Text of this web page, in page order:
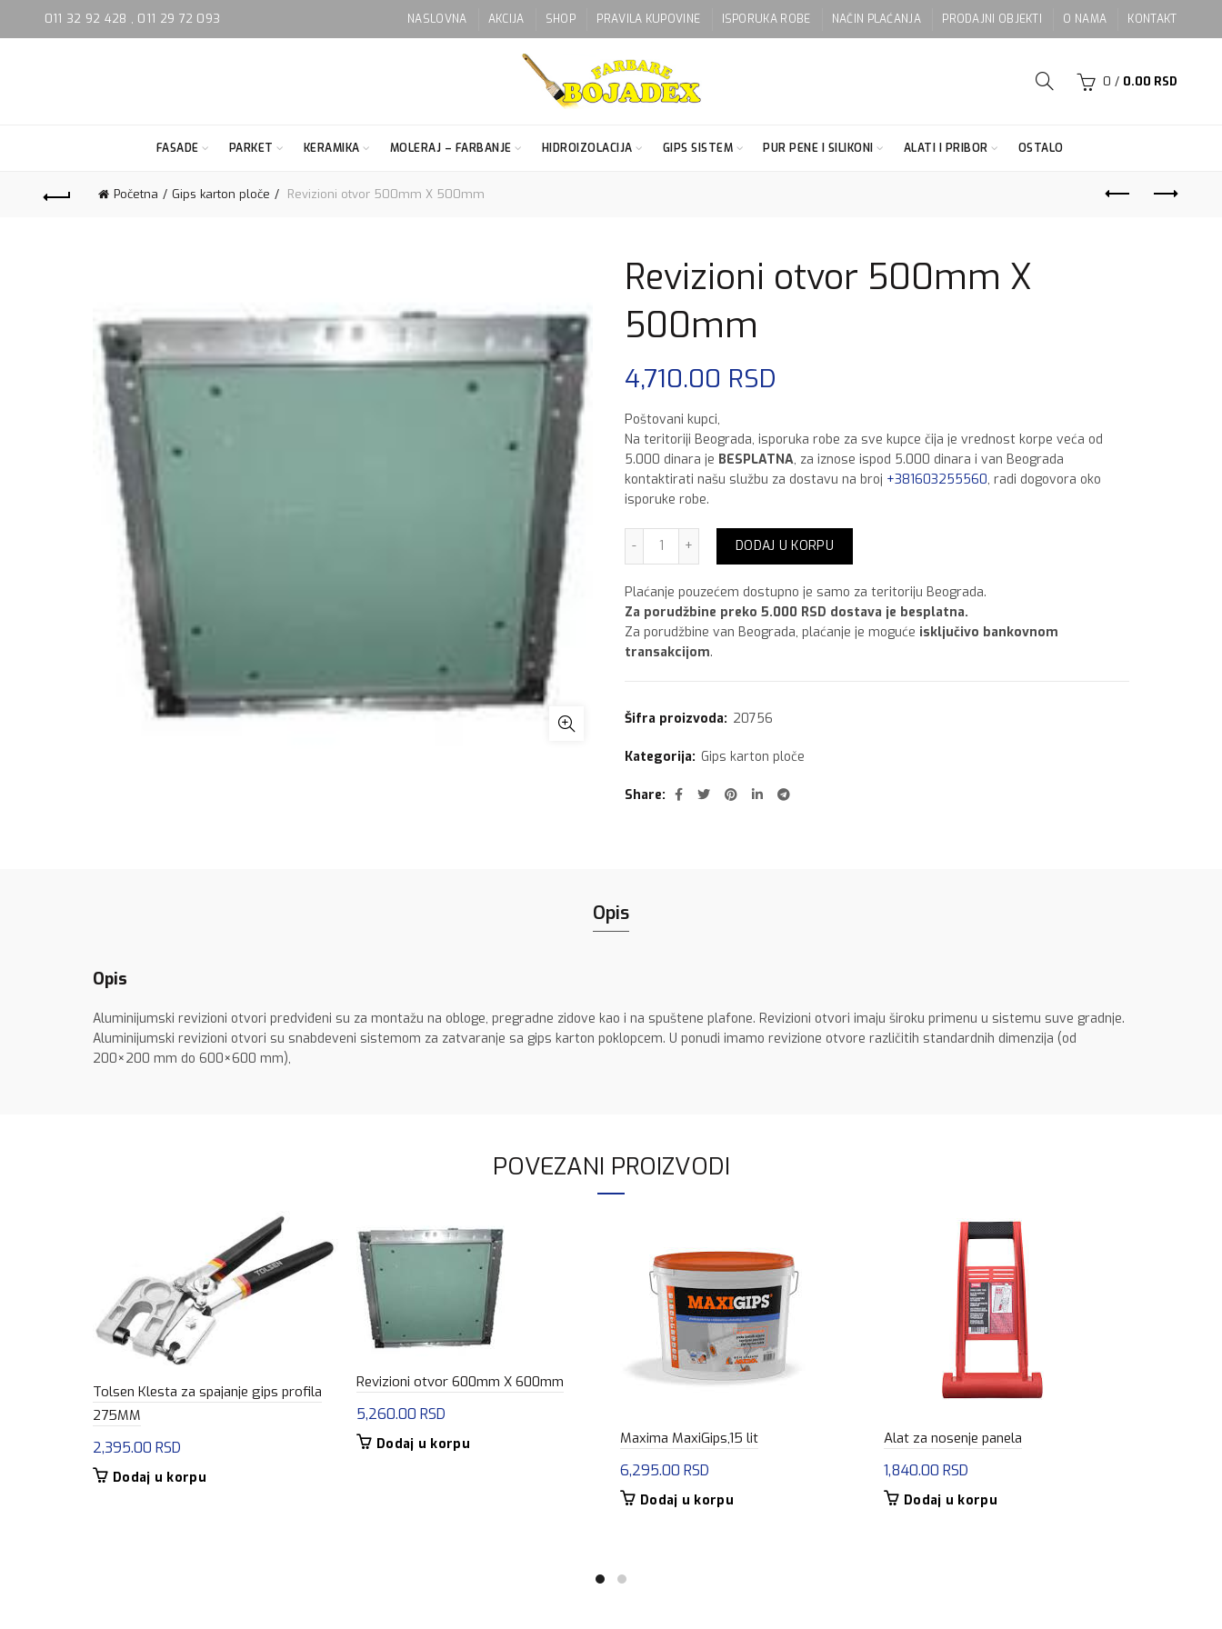
011 32 92 428 , 011 29 72 093 NASLOVNA AKCIJA SHOP PRAVILA KUPOVINE ISPORUKA ROBE NAČIN PLAĆANJA PRODAJNI OBJEKTI O NAMA KONTAKT
0 / 0.00 RSD
FASADE PARKET KERAMIKA MOLERAJ – FARBANJE HIDROIZOLACIJA GIPS SISTEM PUR PENE I SILIKONI ALATI I PRIBOR OSTALO
Početna Gips karton ploče Revizioni otvor 500mm X 500mm
Revizioni otvor 500mm X
500mm
4,710.00 RSD
Poštovani kupci,
Na teritoriji Beograda, isporuka robe za sve kupce čija je vrednost korpe veća od
5.000 dinara je BESPLATNA, za iznose ispod 5.000 dinara i van Beograda
kontaktirati našu službu za dostavu na broj +381603255560, radi dogovora oko
isporuke robe.
Revizioni otvor 500mm X 500mm količina
DODAJ U KORPU
Plaćanje pouzećem dostupno je samo za teritoriju Beograda.
Za porudžbine preko 5.000 RSD dostava je besplatna.
Za porudžbine van Beograda, plaćanje je moguće isključivo bankovnom
transakcijom.
Šifra proizvoda: 20756
Kategorija: Gips karton ploče
Share
Opis
Opis
Aluminijumski revizioni otvori predviđeni su za montažu na obloge, pregradne zidove kao i na spuštene plafone. Revizioni otvori imaju široku primenu u sistemu suve gradnje.
Aluminijumski revizioni otvori su snabdeveni sistemom za zatvaranje sa gips karton poklopcem. U ponudi imamo revizione otvore različitih standardnih dimenzija (od
200×200 mm do 600×600 mm),
POVEZANI PROIZVODI
Tolsen Klesta za spajanje gips profila
275MM
2,395.00 RSD
Dodaj u korpu
Revizioni otvor 600mm X 600mm
5,260.00 RSD
Dodaj u korpu Maxima MaxiGips,15 lit
6,295.00 RSD
Dodaj u korpu
Alat za nosenje panela
1,840.00 RSD
Dodaj u korpu